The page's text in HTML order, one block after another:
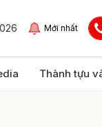
Mới nhất
Thành tựu